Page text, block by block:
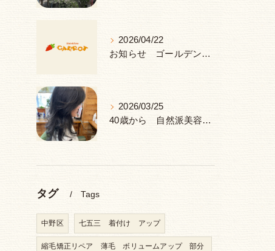
2026/04/22
お知らせ ゴールデンウィーク 休み
2026/03/25
40歳から 自然派美容室 ヘナ＆ハーブ 中野区 新井薬師前駅
タグ Tags
中野区 七五三 着付け アップ
縮毛矯正リペア 薄毛 ボリュームアップ 部分